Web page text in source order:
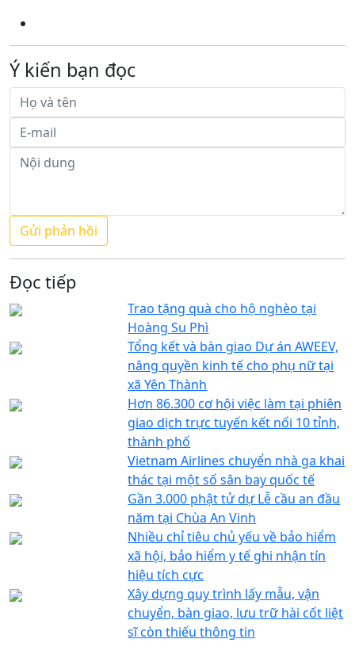
Ý kiến bạn đọc
Đọc tiếp
Trao tặng quà cho hộ nghèo tại
Hoàng Su Phì
Tổng kết và bàn giao Dự án AWEEV,
nâng quyền kinh tế cho phụ nữ tại
xã Yên Thành
Hơn 86.300 cơ hội việc làm tại phiên
giao dịch trực tuyến kết nối 10 tỉnh,
thành phố
Vietnam Airlines chuyển nhà ga khai
thác tại một số sân bay quốc tế
Gần 3.000 phật tử dự Lễ cầu an đầu
năm tại Chùa An Vinh
Nhiều chỉ tiêu chủ yếu về bảo hiểm
xã hội, bảo hiểm y tế ghi nhận tín
hiệu tích cực
Xây dựng quy trình lấy mẫu, vận
chuyển, bàn giao, lưu trữ hài cốt liệt
sĩ còn thiếu thông tin